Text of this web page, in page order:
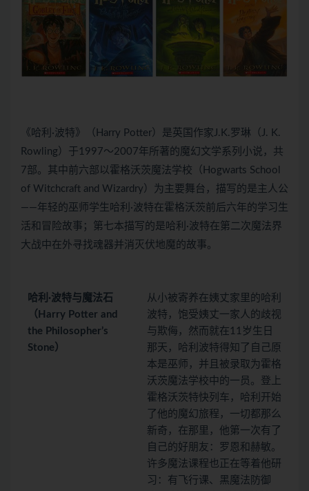
《哈利·波特》（Harry Potter）是英国作家J.K.罗琳（J. K.
Rowling）于1997～2007年所著的魔幻文学系列小说，共
7部。其中前六部以霍格沃茨魔法学校（Hogwarts School
of Witchcraft and Wizardry）为主要舞台，描写的是主人公
——年轻的巫师学生哈利·波特在霍格沃茨前后六年的学习生
活和冒险故事；第七本描写的是哈利·波特在第二次魔法界
大战中在外寻找魂器并消灭伏地魔的故事。
哈利·波特与魔法石
（Harry Potter and
the Philosopher’s
Stone）
从小被寄养在姨丈家里的哈利
波特，饱受姨丈一家人的歧视
与欺侮，然而就在11岁生日
那天，哈利波特得知了自己原
本是巫师，并且被录取为霍格
沃茨魔法学校中的一员。登上
霍格沃茨特快列车，哈利开始
了他的魔幻旅程，一切都那么
新奇，在那里，他第一次有了
自己的好朋友：罗恩和赫敏。
许多魔法课程也正在等着他研
习：有飞行课、黑魔法防御